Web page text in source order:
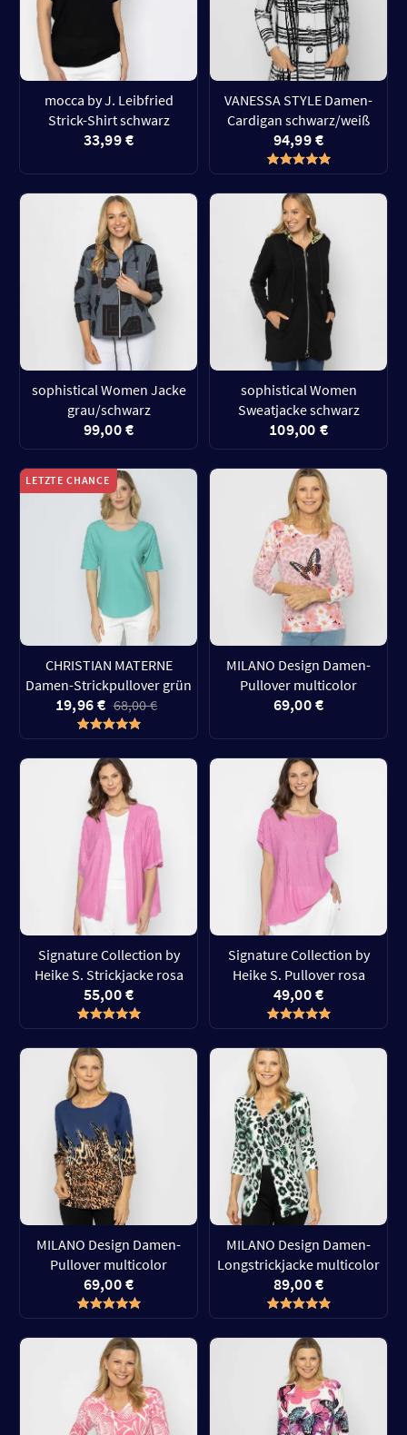
mocca by J. Leibfried
Strick-Shirt schwarz
33,99 €
VANESSA STYLE Damen-
Cardigan schwarz/weiß
94,99 €
sophistical Women Jacke
grau/schwarz
99,00 €
sophistical Women
Sweatjacke schwarz
109,00 €
LETZTE CHANCE
CHRISTIAN MATERNE
Damen-Strickpullover grün
19,96 € 68,00 €
MILANO Design Damen-
Pullover multicolor
69,00 €
Signature Collection by
Heike S. Strickjacke rosa
55,00 €
Signature Collection by
Heike S. Pullover rosa
49,00 €
MILANO Design Damen-
Pullover multicolor
69,00 €
MILANO Design Damen-
Longstrickjacke multicolor
89,00 €